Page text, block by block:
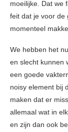
moeilijke. Dat we
feit dat je voor de
momenteel
We hebben het
en slecht kunnen
een goede
noisy element bij
maken dat er
allemaal wat in
en zijn dan ook